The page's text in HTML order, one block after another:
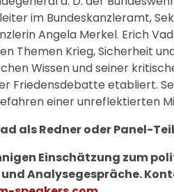
im Bundeskanzleramt,
Angela Merkel. Erich
Themen Krieg, Sicherheit
Wissen und seiner
Friedensdebatte etabliert.
einer unreflektierten
als Redner oder Panel-
Einschätzung zum
Analysegespräche.